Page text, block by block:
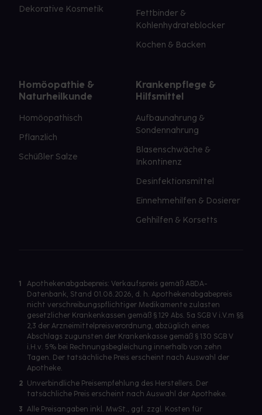
Dekorative Kosmetik
Fettbinder &
Kohlenhydrateblocker
Kochen & Backen
Homöopathie &
Naturheilkunde
Homöopathisch
Pflanzlich
Schüßler Salze
Krankenpflege &
Hilfsmittel
Aufbaunahrung &
Sondennahrung
Blasenschwäche &
Inkontinenz
Desinfektionsmittel
Einnehmehilfen & Dosierer
Gehhilfen & Korsetts
1
Apothekenabgabepreis: Verkaufspreis gemäß ABDA-
Datenbank, Stand 01.08.2026, d. h. Apothekenabgabepreis
nicht verschreibungspflichtiger Medikamente zulasten
gesetzlicher Krankenkassen gemäß § 129 Abs. 5a SGB V i.V.m §§
2,3 der Arzneimittelpreisverordnung, abzüglich eines
Abschlags zugunsten der Krankenkasse gemäß § 130 SGB V
i.H.v. 5% bei Rechnungsbegleichung innerhalb von zehn
Tagen. Der tatsächliche Preis erscheint nach Auswahl der
Apotheke.
2 Unverbindliche Preisempfehlung des Herstellers. Der
tatsächliche Preis erscheint nach Auswahl der Apotheke.
3 Alle Preisangaben inkl. MwSt., ggf. zzgl. Kosten für